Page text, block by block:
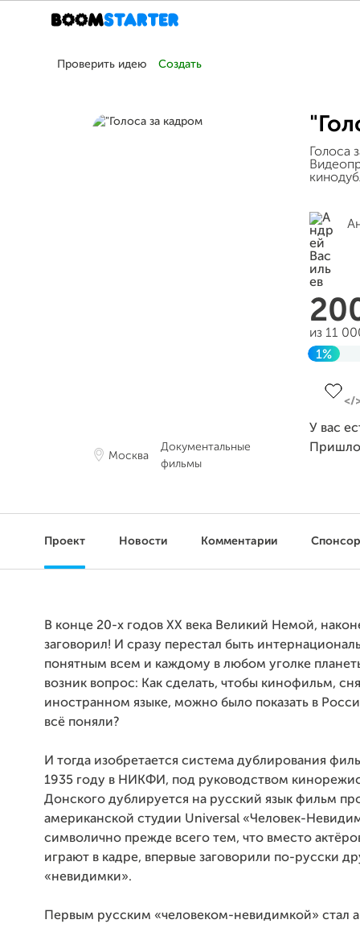
Проверить идею Создать
Москва
Документальные
фильмы
Голоса
из 11
1%
У вас
Проект Новости Комментарии
В конце 20-х годов XX века Великий Немой,
заговорил! И сразу перестал быть
понятным всем и каждому в любом уголке
возник вопрос: Как сделать, чтобы кинофильм,
иностранном языке, можно было показать в
всё поняли?
И тогда изобретается система дублирования
1935 году в НИКФИ, под руководством
Донского дублируется на русский язык фильм
американской студии Universal «Человек-
символично прежде всего тем, что вместо
играют в кадре, впервые заговорили по-русски
«невидимки».
Первым русским «человеком-невидимкой» стал